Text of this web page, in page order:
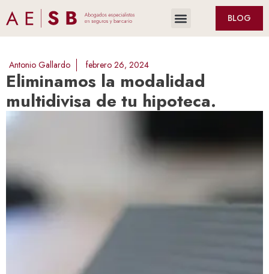
BLOG
Antonio Gallardo febrero 26, 2024
Eliminamos la modalidad
multidivisa de tu hipoteca.